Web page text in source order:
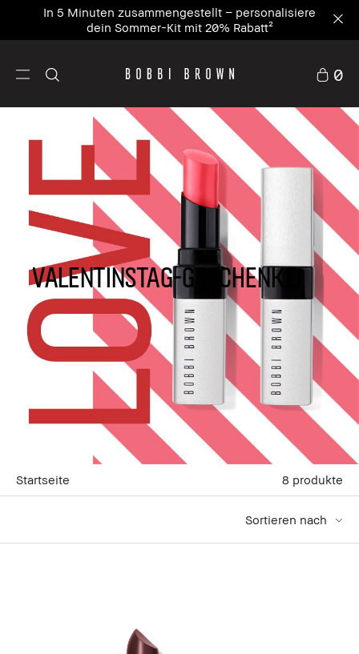
In 5 Minuten zusammengestellt – personalisiere
dein Sommer-Kit mit 20% Rabatt²
0
Valentinstag-Geschenke
Startseite 8 produkte
Sortieren nach